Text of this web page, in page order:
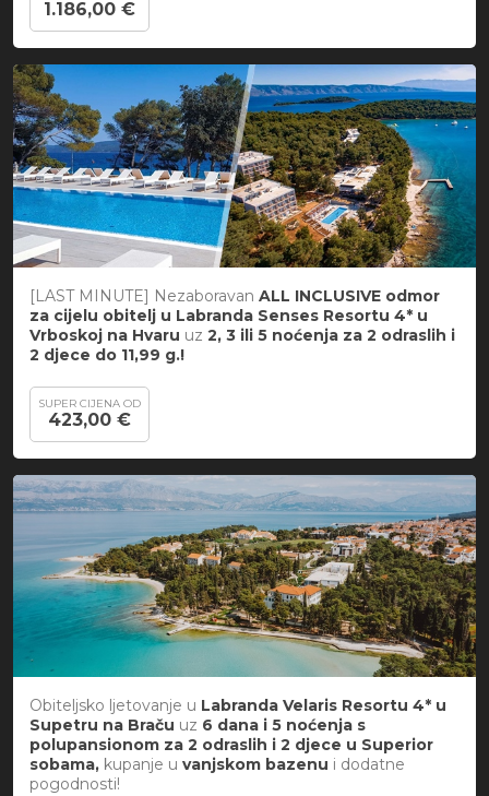
1.186,00 €
[LAST MINUTE] Nezaboravan ALL INCLUSIVE odmor
za cijelu obitelj u Labranda Senses Resortu 4* u
Vrboskoj na Hvaru uz 2, 3 ili 5 noćenja za 2 odraslih i
2 djece do 11,99 g.!
SUPER CIJENA OD
423,00 €
Obiteljsko ljetovanje u Labranda Velaris Resortu 4* u
Supetru na Braču uz 6 dana i 5 noćenja s
polupansionom za 2 odraslih i 2 djece u Superior
sobama, kupanje u vanjskom bazenu i dodatne
pogodnosti!